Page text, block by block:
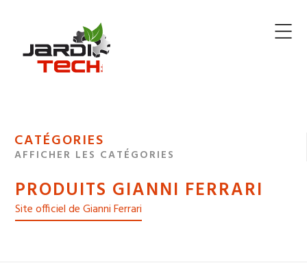
Jarditech
MENU
DE
DES
CATÉGORIES
AFFICHER LES CATÉGORIES
PRODUITS GIANNI FERRARI
Site officiel de Gianni Ferrari